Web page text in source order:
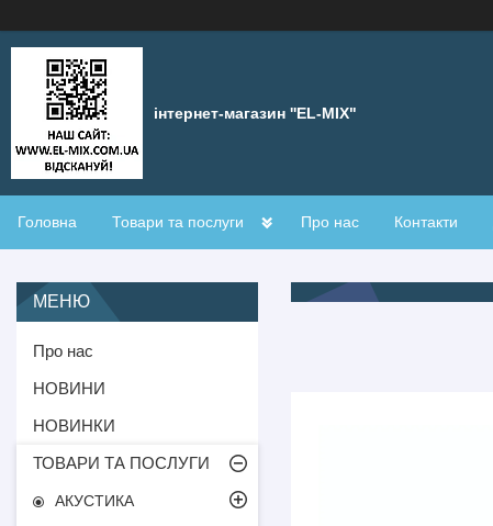
інтернет-магазин ''EL-MIX"
Головна Товари та послуги Про нас Контакти
Про нас
НОВИНИ
НОВИНКИ
ТОВАРИ ТА ПОСЛУГИ
АКУСТИКА